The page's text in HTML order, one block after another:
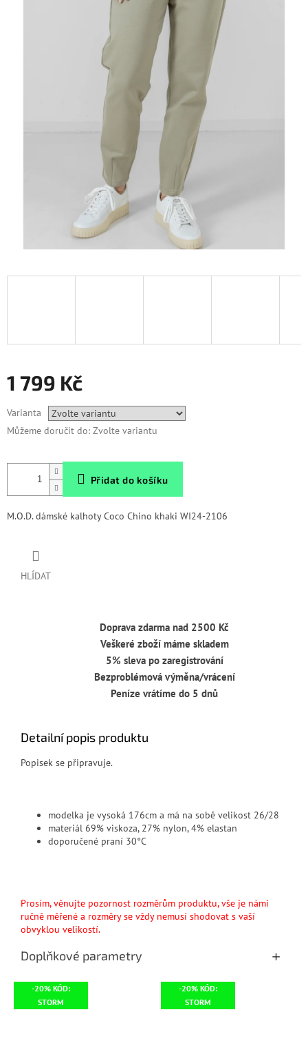
1 799 Kč
cena:
Varianta
Můžeme doručit do: Zvolte variantu
Přidat do košíku
M.O.D. dámské kalhoty Coco Chino khaki WI24-2106
HLÍDAT
Doprava zdarma nad 2500 Kč
Veškeré zboží máme skladem
5% sleva po zaregistrování
Bezproblémová výměna/vrácení
Peníze vrátíme do 5 dnů
Detailní popis produktu
Popisek se připravuje.
modelka je vysoká 176cm a má na sobě velikost 26/28
materiál 69% viskoza, 27% nylon, 4% elastan
doporučené praní 30°C
Prosím, věnujte pozornost rozměrům produktu, vše je námi
ručně měřené a rozměry se vždy nemusí shodovat s vaší
obvyklou velikostí.
Doplňkové parametry
-20% KÓD:
STORM
-20% KÓD:
STORM